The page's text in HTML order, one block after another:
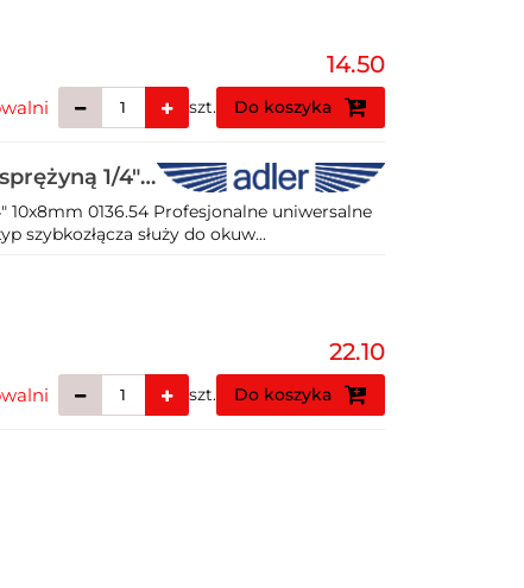
14.50
szt. Do koszyka
1/4"
10x8mm 0136.54 Profesjonalne uniwersalne
szybkozłącza służy do okuw...
22.10
szt. Do koszyka